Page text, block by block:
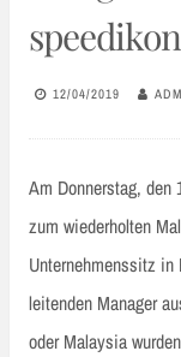
speedikon
12/04/2019
Am Donnerstag, den
zum wiederholten
Unternehmenssitz
leitenden Manager
oder Malaysia